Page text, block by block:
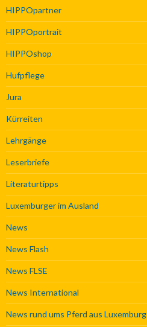
HIPPOpartner
HIPPOportrait
HIPPOshop
Hufpflege
Jura
Kürreiten
Lehrgänge
Leserbriefe
Literaturtipps
Luxemburger im Ausland
News
News Flash
News FLSE
News International
News rund ums Pferd aus Luxemburg